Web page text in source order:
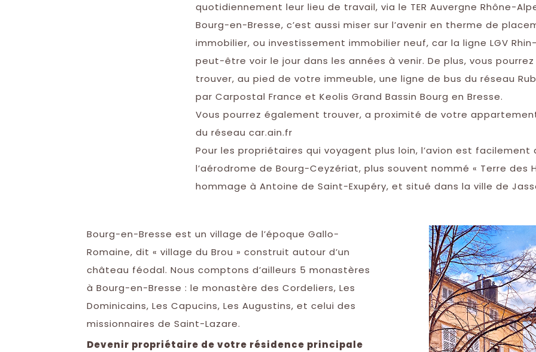
quotidiennement leur lieu de travail, via le TER Auvergne Rhône-
Bourg-en-Bresse, c’est aussi miser sur l’avenir en therme de
immobilier, ou investissement immobilier neuf, car la ligne LGV
peut-être voir le jour dans les années à venir. De plus, vous
trouver, au pied de votre immeuble, une ligne de bus du réseau
par Carpostal France et Keolis Grand Bassin Bourg en Bresse.
Vous pourrez également trouver, a proximité de votre
du réseau car.ain.fr
Pour les propriétaires qui voyagent plus loin, l’avion est facilement
l’aérodrome de Bourg-Ceyzériat, plus souvent nommé « Terre des
hommage à Antoine de Saint-Exupéry, et situé dans la ville de
Bourg-en-Bresse est un village de l’époque Gallo-
Romaine, dit « village du Brou » construit autour d’un
château féodal. Nous comptons d’ailleurs 5 monastères
à Bourg-en-Bresse : le monastère des Cordeliers, Les
Dominicains, Les Capucins, Les Augustins, et celui des
missionnaires de Saint-Lazare.
Devenir propriétaire de votre résidence principale